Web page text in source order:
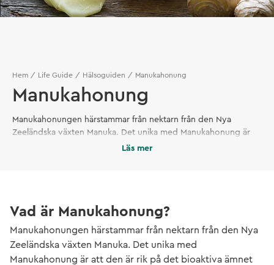
Hem Life Guide Hälsoguiden Manukahonung
Manukahonung
Manukahonungen härstammar från nektarn från den Nya
Zeeländska växten Manuka. Det unika med Manukahonung är
att den är rik på det bioaktiva ämnet methylglyoxal som har
Läs mer
Vad är Manukahonung?
Manukahonungen härstammar från nektarn från den Nya
Zeeländska växten Manuka. Det unika med
Manukahonung är att den är rik på det bioaktiva ämnet